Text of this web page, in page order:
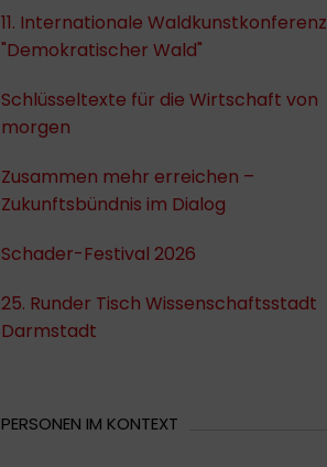
11. Internationale Waldkunstkonferenz
"Demokratischer Wald"
Schlüsseltexte für die Wirtschaft von
morgen
Zusammen mehr erreichen –
Zukunftsbündnis im Dialog
Schader-Festival 2026
25. Runder Tisch Wissenschaftsstadt
Darmstadt
PERSONEN IM KONTEXT